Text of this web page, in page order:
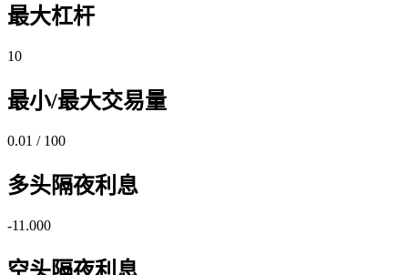
最大杠杆
10
最小/最大交易量
0.01 / 100
多头隔夜利息
-11.000